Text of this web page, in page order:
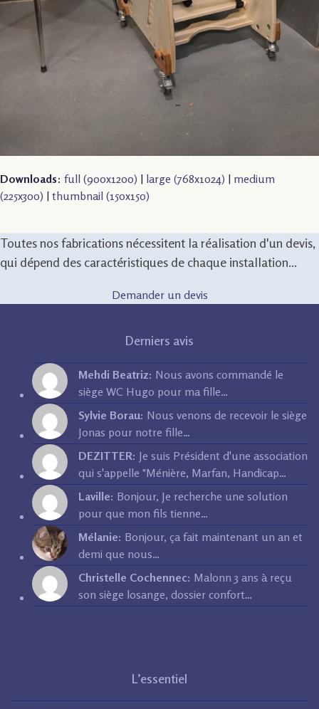
Downloads: full (900x1200) | large (768x1024) | medium
(225x300) | thumbnail (150x150)
Toutes nos fabrications nécessitent la réalisation d'un devis,
qui dépend des caractéristiques de chaque installation...
Demander un devis
Derniers avis
Mehdi Beatriz: Nous avons commandé le
siège WC Hugo pour ma fille…
Sylvie Borau: Nous venons de recevoir le siège
Jonas pour notre fille…
DEZITTER: Je suis Président d'une association
qui s'appelle "Ménière, Marfan, Handicap…
Laville: Bonjour, Je recherche une solution
pour que mon fils tienne…
Mélanie: Bonjour, ça fait maintenant un an et
demi que nous…
Christelle Cochennec: Malonn 3 ans à reçu
son siège losange, dossier confort…
L’essentiel